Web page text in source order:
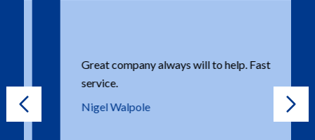
Great company always will to help. Fast
Nigel Walpole